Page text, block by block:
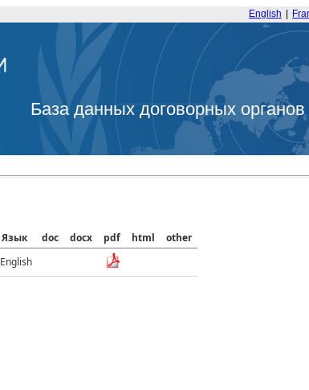
English
База данных договорных органов
Язык doc docx pdf html
other
English